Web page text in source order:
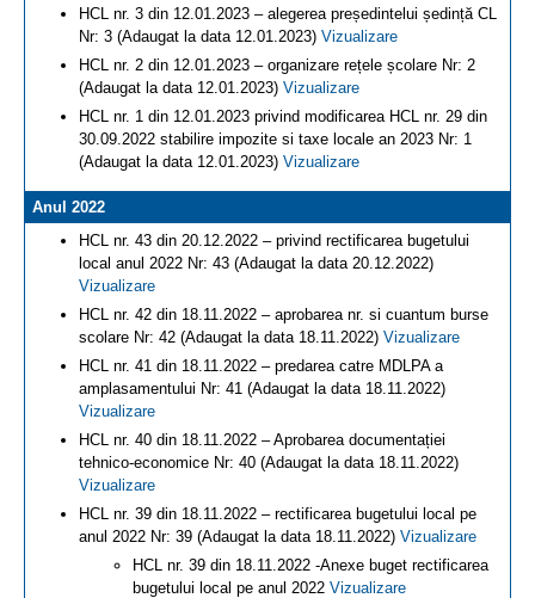
HCL nr. 3 din 12.01.2023 – alegerea președintelui ședință CL
Nr: 3 (Adaugat la data 12.01.2023) Vizualizare
HCL nr. 2 din 12.01.2023 – organizare rețele școlare Nr: 2
(Adaugat la data 12.01.2023) Vizualizare
HCL nr. 1 din 12.01.2023 privind modificarea HCL nr. 29 din
30.09.2022 stabilire impozite si taxe locale an 2023 Nr: 1
(Adaugat la data 12.01.2023) Vizualizare
Anul 2022
HCL nr. 43 din 20.12.2022 – privind rectificarea bugetului
local anul 2022 Nr: 43 (Adaugat la data 20.12.2022)
Vizualizare
HCL nr. 42 din 18.11.2022 – aprobarea nr. si cuantum burse
scolare Nr: 42 (Adaugat la data 18.11.2022) Vizualizare
HCL nr. 41 din 18.11.2022 – predarea catre MDLPA a
amplasamentului Nr: 41 (Adaugat la data 18.11.2022)
Vizualizare
HCL nr. 40 din 18.11.2022 – Aprobarea documentației
tehnico-economice Nr: 40 (Adaugat la data 18.11.2022)
Vizualizare
HCL nr. 39 din 18.11.2022 – rectificarea bugetului local pe
anul 2022 Nr: 39 (Adaugat la data 18.11.2022) Vizualizare
HCL nr. 39 din 18.11.2022 -Anexe buget rectificarea
bugetului local pe anul 2022 Vizualizare